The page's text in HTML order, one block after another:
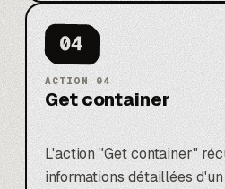
04
ACTION 04
Get container
L'action "Get container"
informations détaillées